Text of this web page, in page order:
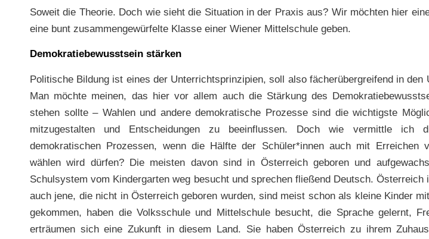
Soweit die Theorie. Doch wie sieht die Situation in der Praxis aus? Wir möchten hier
eine bunt zusammengewürfelte Klasse einer Wiener Mittelschule geben.
Demokratiebewusstsein stärken
Politische Bildung ist eines der Unterrichtsprinzipien, soll also fächerübergreifend in den
Man möchte meinen, das hier vor allem auch die Stärkung des
stehen sollte – Wahlen und andere demokratische Prozesse sind die wichtigste
mitzugestalten und Entscheidungen zu beeinflussen. Doch wie vermittle ich
demokratischen Prozessen, wenn die Hälfte der Schüler*innen auch mit Erreichen
wählen wird dürfen? Die meisten davon sind in Österreich geboren und
Schulsystem vom Kindergarten weg besucht und sprechen fließend Deutsch. Österreich
auch jene, die nicht in Österreich geboren wurden, sind meist schon als kleine Kinder
gekommen, haben die Volksschule und Mittelschule besucht, die Sprache gelernt,
erträumen sich eine Zukunft in diesem Land. Sie haben Österreich zu ihrem